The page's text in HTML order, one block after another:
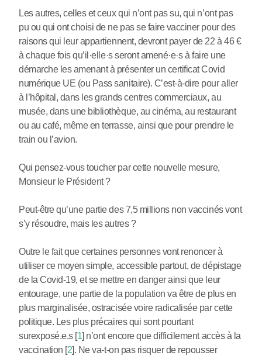
Les autres, celles et ceux qui n’ont pas su, qui n’ont pas
pu ou qui ont choisi de ne pas se faire vacciner pour des
raisons qui leur appartiennent, devront payer de 22 à 46 €
à chaque fois qu’il ·elle·s seront amené·e·s à faire une
démarche les amenant à présenter un certificat Covid
numérique UE (ou Pass sanitaire). C’est-à-dire pour aller
à l’hôpital, dans les grands centres commerciaux, au
musée, dans une bibliothèque, au cinéma, au restaurant
ou au café, même en terrasse, ainsi que pour prendre le
train ou l’avion.
Qui pensez-vous toucher par cette nouvelle mesure,
Monsieur le Président ?
Peut-être qu’une partie des 7,5 millions non vaccinés vont
s’y résoudre, mais les autres ?
Outre le fait que certaines personnes vont renoncer à
utiliser ce moyen simple, accessible partout, de dépistage
de la Covid-19, et se mettre en danger ainsi que leur
entourage, une partie de la population va être de plus en
plus marginalisée, ostracisée voire radicalisée par cette
politique. Les plus précaires qui sont pourtant
surexposé.e.s[1] n’ont encore que difficilement accès à la
vaccination [2]. Ne va-t-on pas risquer de repousser